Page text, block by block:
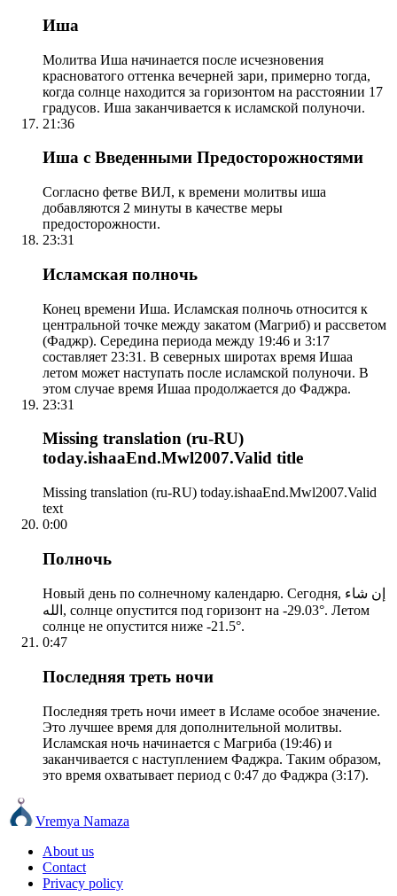
Иша
Молитва Иша начинается после исчезновения
красноватого оттенка вечерней зари, примерно тогда,
когда солнце находится за горизонтом на расстоянии 17
градусов. Иша заканчивается к исламской полуночи.
21:36
Иша с Введенными Предосторожностями
Согласно фетве ВИЛ, к времени молитвы иша
добавляются 2 минуты в качестве меры
предосторожности.
23:31
Исламская полночь
Конец времени Иша. Исламская полночь относится к
центральной точке между закатом (Магриб) и рассветом
(Фаджр). Середина периода между 19:46 и 3:17
составляет 23:31. В северных широтах время Ишаа
летом может наступать после исламской полуночи. В
этом случае время Ишаа продолжается до Фаджра.
23:31
Missing translation (ru-RU)
today.ishaaEnd.Mwl2007.Valid title
Missing translation (ru-RU) today.ishaaEnd.Mwl2007.Valid
text
0:00
Полночь
Новый день по солнечному календарю. Сегодня, إن شاء
الله, солнце опустится под горизонт на -29.03°. Летом
солнце не опустится ниже -21.5°.
0:47
Последняя треть ночи
Последняя треть ночи имеет в Исламе особое значение.
Это лучшее время для дополнительной молитвы.
Исламская ночь начинается с Магриба (19:46) и
заканчивается с наступлением Фаджра. Таким образом,
это время охватывает период с 0:47 до Фаджра (3:17).
Vremya Namaza
About us
Contact
Privacy policy